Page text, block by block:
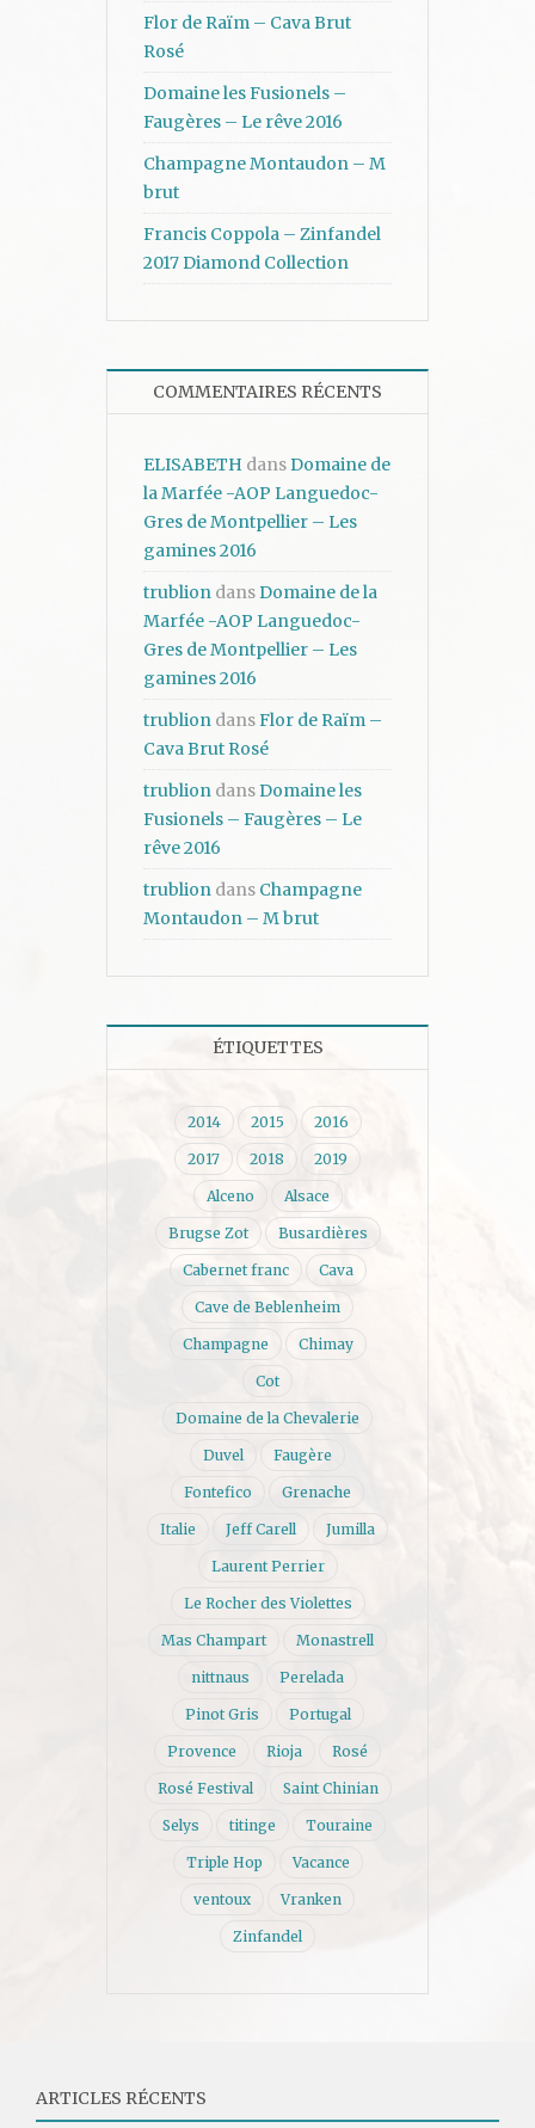
Flor de Raïm – Cava Brut
Rosé
Domaine les Fusionels –
Faugères – Le rêve 2016
Champagne Montaudon – M
brut
Francis Coppola – Zinfandel
2017 Diamond Collection
COMMENTAIRES RÉCENTS
ELISABETH dansDomaine de
la Marfée -AOP Languedoc-
Gres de Montpellier – Les
gamines 2016
trublion dansDomaine de la
Marfée -AOP Languedoc-
Gres de Montpellier – Les
gamines 2016
trublion dansFlor de Raïm –
Cava Brut Rosé
trublion dansDomaine les
Fusionels – Faugères – Le
rêve 2016
trublion dans Champagne
Montaudon – M brut
ÉTIQUETTES
2014 2015 2016
2017 2018 2019
Alceno Alsace
Brugse Zot Busardières
Cabernet franc Cava
Cave de Beblenheim
Champagne Chimay
Cot
Domaine de la Chevalerie
Duvel Faugère
Fontefico Grenache
Italie Jeff Carell Jumilla
Laurent Perrier
Le Rocher des Violettes
Mas Champart Monastrell
nittnaus Perelada
Pinot Gris Portugal
Provence Rioja Rosé
Rosé Festival Saint Chinian
Selys titinge Touraine
Triple Hop Vacance
ventoux Vranken
Zinfandel
ARTICLES RÉCENTS